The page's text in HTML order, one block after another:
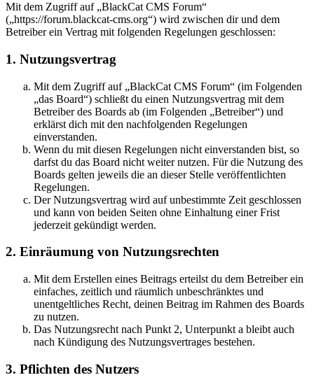
Mit dem Zugriff auf „BlackCat CMS Forum“
(„https://forum.blackcat-cms.org“) wird zwischen dir und dem
Betreiber ein Vertrag mit folgenden Regelungen geschlossen:
1. Nutzungsvertrag
Mit dem Zugriff auf „BlackCat CMS Forum“ (im Folgenden
„das Board“) schließt du einen Nutzungsvertrag mit dem
Betreiber des Boards ab (im Folgenden „Betreiber“) und
erklärst dich mit den nachfolgenden Regelungen
einverstanden.
Wenn du mit diesen Regelungen nicht einverstanden bist, so
darfst du das Board nicht weiter nutzen. Für die Nutzung des
Boards gelten jeweils die an dieser Stelle veröffentlichten
Regelungen.
Der Nutzungsvertrag wird auf unbestimmte Zeit geschlossen
und kann von beiden Seiten ohne Einhaltung einer Frist
jederzeit gekündigt werden.
2. Einräumung von Nutzungsrechten
Mit dem Erstellen eines Beitrags erteilst du dem Betreiber ein
einfaches, zeitlich und räumlich unbeschränktes und
unentgeltliches Recht, deinen Beitrag im Rahmen des Boards
zu nutzen.
Das Nutzungsrecht nach Punkt 2, Unterpunkt a bleibt auch
nach Kündigung des Nutzungsvertrages bestehen.
3. Pflichten des Nutzers